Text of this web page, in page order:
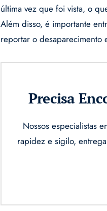
última vez que foi vista, o
Além disso, é importante
reportar o desaparecimento
Precisa
Nossos especialistas
rapidez e sigilo,